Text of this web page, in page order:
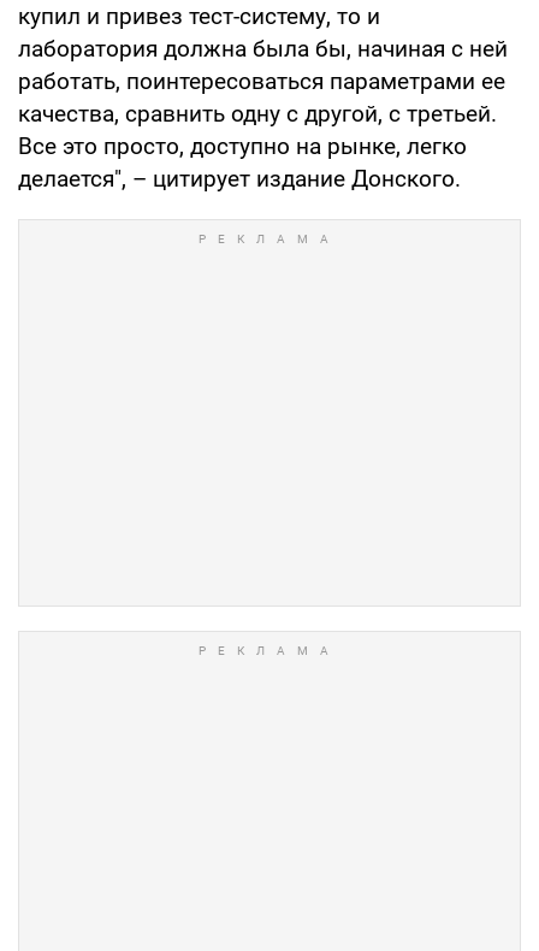
купил и привез тест-систему, то и
лаборатория должна была бы, начиная с ней
работать, поинтересоваться параметрами ее
качества, сравнить одну с другой, с третьей.
Все это просто, доступно на рынке, легко
делается", – цитирует издание Донского.